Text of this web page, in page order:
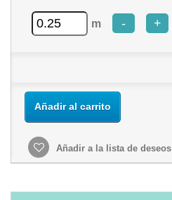
m - +
Añadir al carrito
Añadir a la lista de deseos